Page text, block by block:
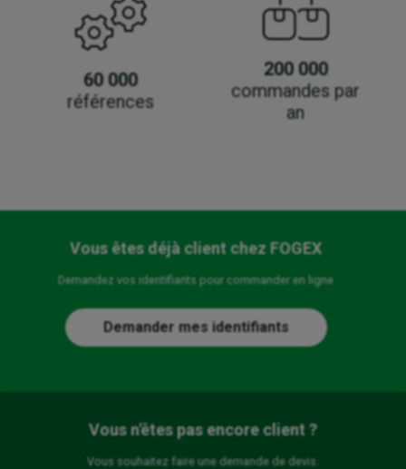
60 000
références
200 000
commandes par
an
Vous êtes déjà client chez FOGEX
Demandez vos identifiants pour commander en ligne
Demander mes identifiants
Vous n'êtes pas encore client ?
Vous souhaitez faire une demande de devis.